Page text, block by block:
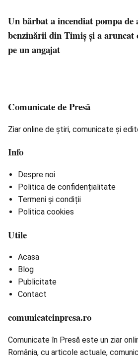
Un bărbat a incendiat pompa de
benzinării din Timiș și a
pe un angajat
Comunicate de Presă
Ziar online de știri, comunicate și
Info
Despre noi
Politica de confidențialitate
Termeni și condiții
Politica cookies
Utile
Acasa
Blog
Publicitate
Contact
comunicateinpresa.ro
Comunicate în Presă este un ziar
România, cu articole actuale,